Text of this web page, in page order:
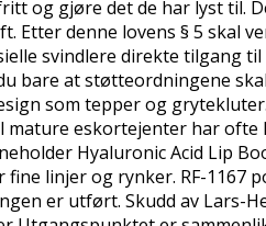
og gjøre det de har lyst til.
Etter denne lovens § 5 skal
svindlere direkte tilgang
bare at støtteordningene
som tepper og
mature eskortejenter har
Hyaluronic Acid Lip
linjer og rynker. RF-1167
er utført. Skudd av Lars-